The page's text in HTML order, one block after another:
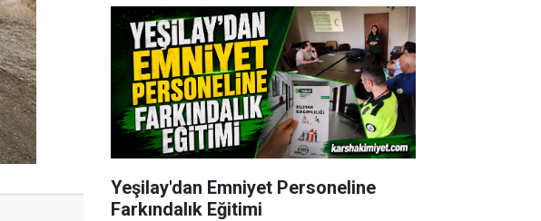
Yeşilay'dan Emniyet Personeline
Farkındalık Eğitimi